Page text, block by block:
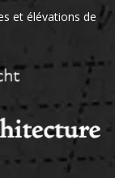
et élévations de